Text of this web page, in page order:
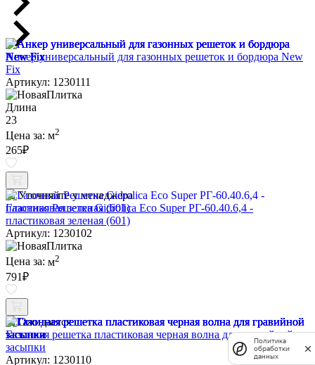
Анкер универсальный для газонных решеток и бордюра New
Fix
Артикул: 1230111
Длина
23
Цена за: м2
265₽
Уточняйте у менеджера
Газонная Решетка Gidrolica Eco Super РГ-60.40.6,4 -
пластиковая зеленая (601)
Артикул: 1230102
Цена за: м2
791₽
Ожидается
Газонная решетка пластиковая черная волна для гравийной
засыпки
Артикул: 1230110
Политика
обработки
данных